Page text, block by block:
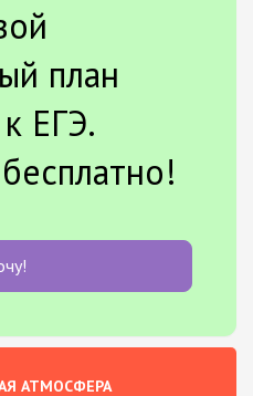
план
ЕГЭ.
АТМОСФЕРА